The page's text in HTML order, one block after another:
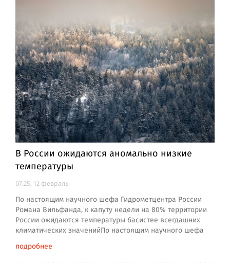
В России ожидаются аномально низкие
температуры
07:25, 12 февраль
По настоящим научного шефа Гидрометцентра России
Романа Вильфанда, к капуту недели на 80% территории
России ожидаются температуры басистее всегдашних
климатических значенийПо настоящим научного шефа
подробнее